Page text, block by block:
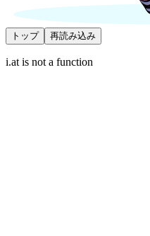
トップ 再読み込み
i.at is not a function